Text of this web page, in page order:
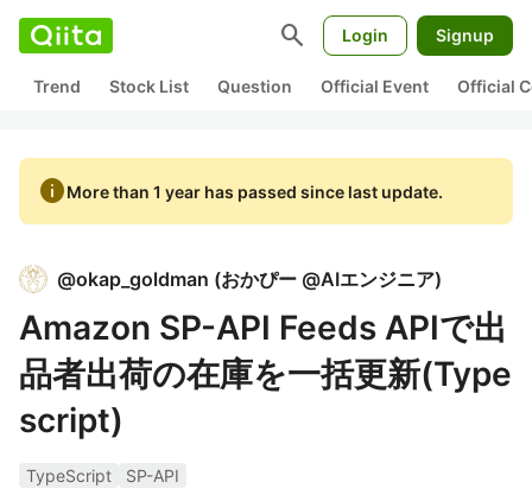
search Login Signup
Trend Stock List Question Official Event Official
infoMore than 1 year has passed since last update.
@okap_goldman (おかぴー @AIエンジニア)
Amazon SP-API Feeds APIで出
品者出荷の在庫を一括更新(Type
script)
TypeScript
SP-API